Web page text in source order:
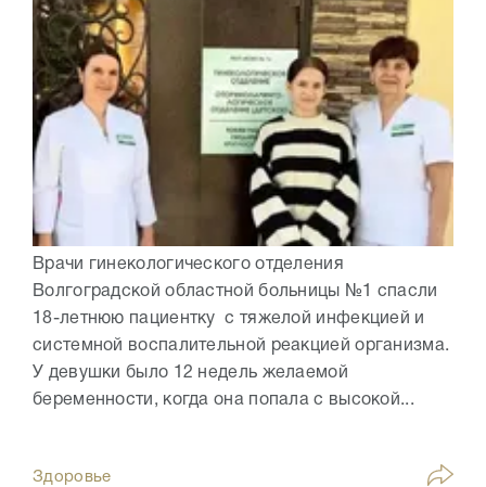
Врачи гинекологического отделения
Волгоградской областной больницы №1 спасли
18-летнюю пациентку с тяжелой инфекцией и
системной воспалительной реакцией организма.
У девушки было 12 недель желаемой
беременности, когда она попала с высокой...
Здоровье